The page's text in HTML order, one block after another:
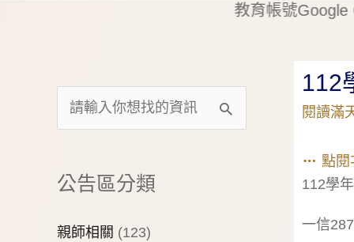
新北市Google 教育帳號Google Chat 服
公告區分類
親師相關 (123)
112
閱讀滿
點閱
112學
一信